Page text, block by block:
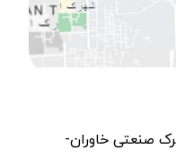
صنعتی خاوران-